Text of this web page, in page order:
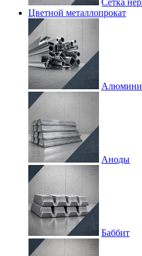
Сетка
Цветной металлопрокат
Аноды
Баббит